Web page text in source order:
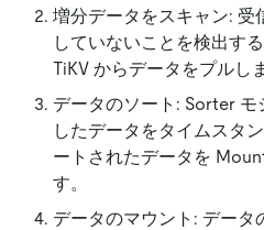
増分データをスキャン: 受
していないことを検出す
TiKV からデータをプルし
データのソート: Sorter
したデータをタイムスタ
ートされたデータを
す。
データのマウント: データ